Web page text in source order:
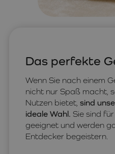
Das perfekte
Wenn Sie nach einem
nicht nur Spaß macht,
Nutzen bietet, sind
ideale Wahl. Sie sind
geeignet und werden
Entdecker begeistern.